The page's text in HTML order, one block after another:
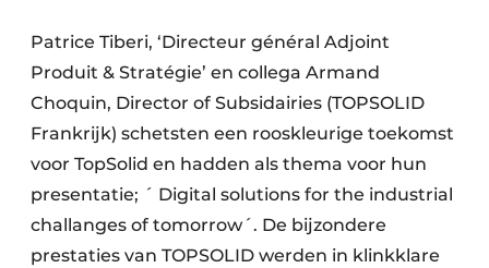
Patrice Tiberi, ‘Directeur général Adjoint
Produit & Stratégie’ en collega Armand
Choquin, Director of Subsidairies (TOPSOLID
Frankrijk) schetsten een rooskleurige toekomst
voor TopSolid en hadden als thema voor hun
presentatie; ´ Digital solutions for the industrial
challanges of tomorrow´. De bijzondere
prestaties van TOPSOLID werden in klinkklare